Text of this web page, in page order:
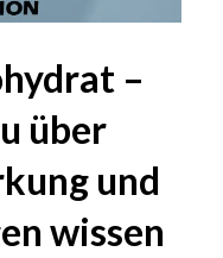
–
über
und
wissen